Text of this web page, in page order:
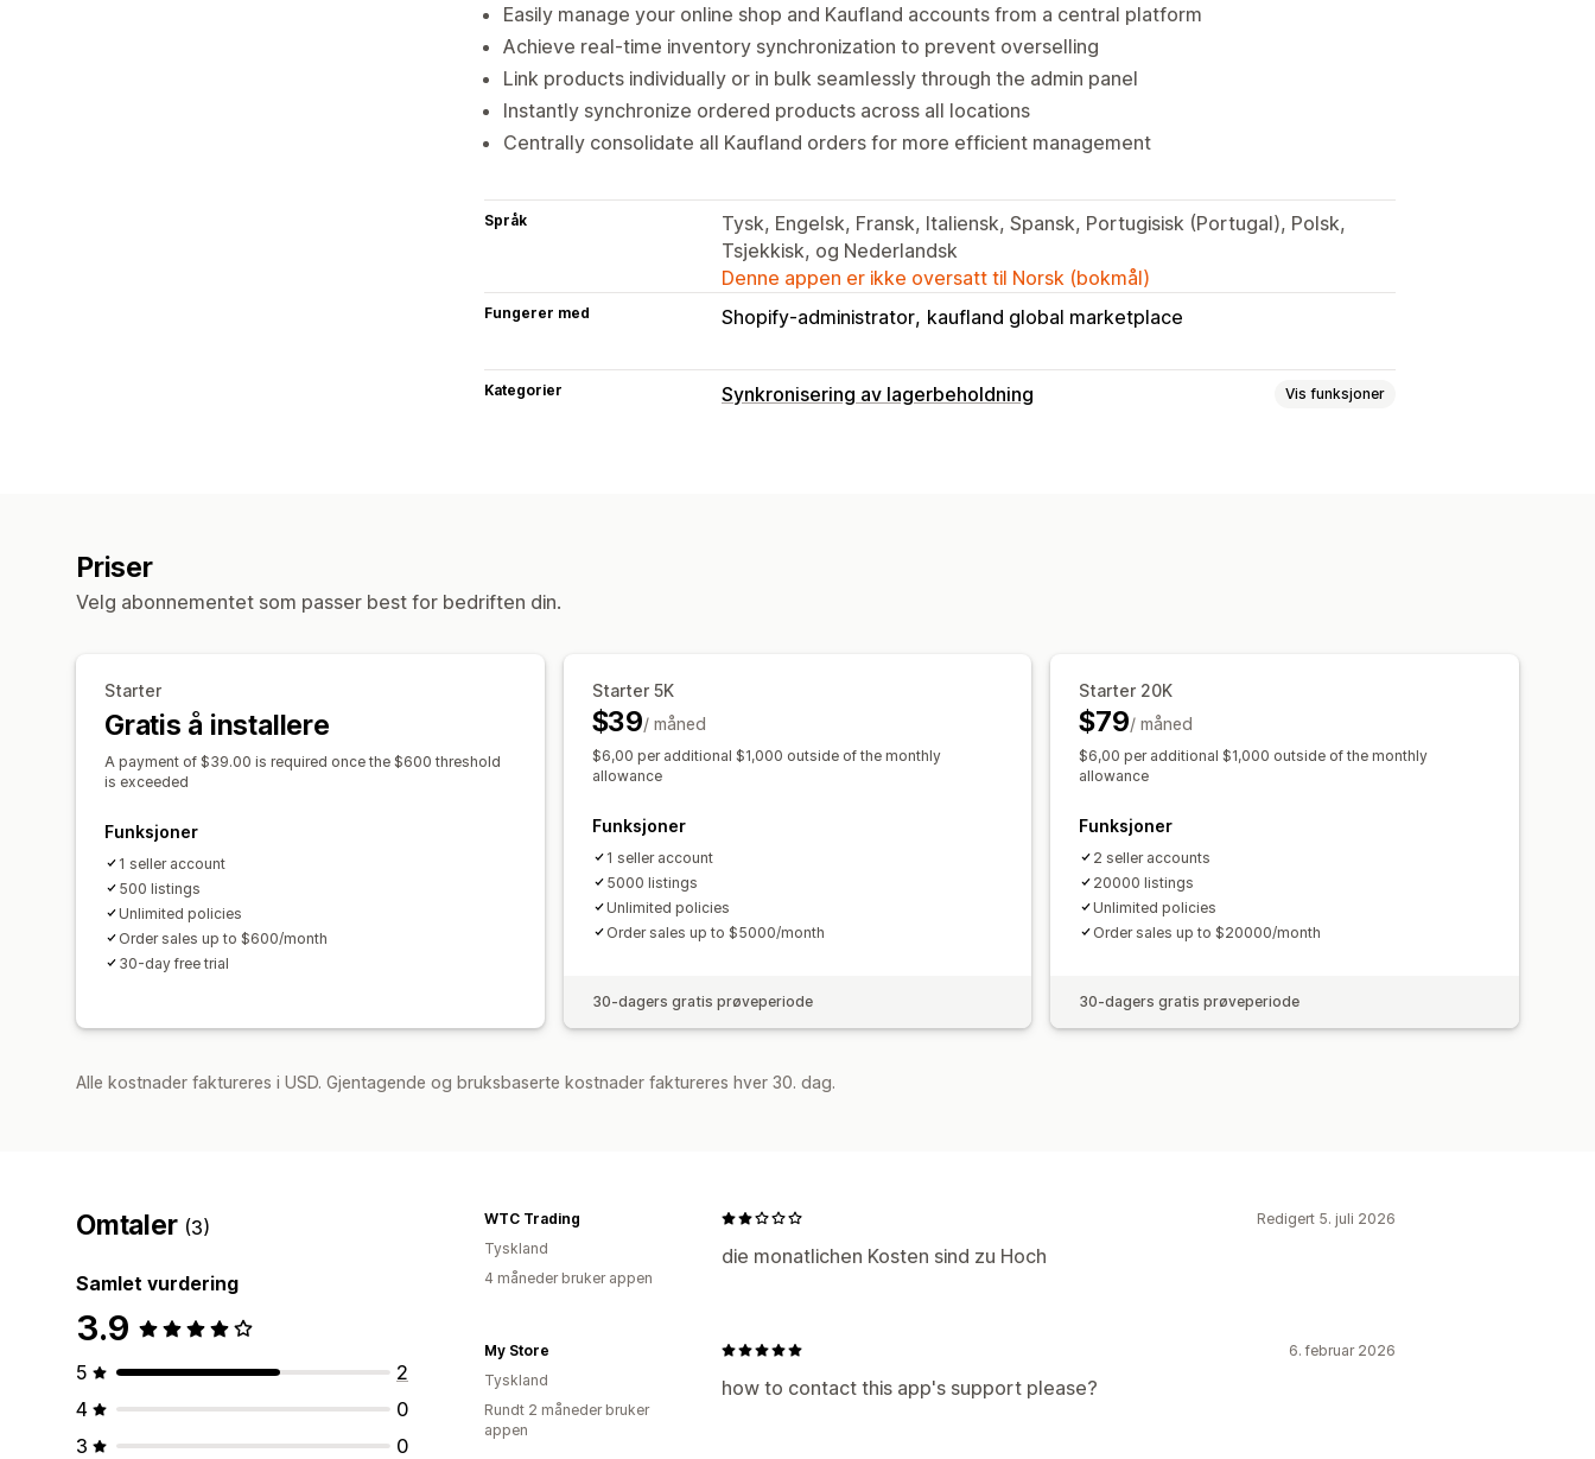
Easily manage your online shop and Kaufland accounts from a central platform
Achieve real-time inventory synchronization to prevent overselling
Link products individually or in bulk seamlessly through the admin panel
Instantly synchronize ordered products across all locations
Centrally consolidate all Kaufland orders for more efficient management
Språk
Tysk, Engelsk, Fransk, Italiensk, Spansk, Portugisisk (Portugal), Polsk,
Tsjekkisk, og Nederlandsk
Denne appen er ikke oversatt til Norsk (bokmål)
Fungerer med Shopify-administrator kaufland global marketplace
Kategorier Synkronisering av lagerbeholdning Vis funksjoner
Priser
Velg abonnementet som passer best for bedriften din.
Starter
Gratis å installere
A payment of $39.00 is required once the $600 threshold
is exceeded
Funksjoner
1 seller account
500 listings
Unlimited policies
Order sales up to $600/month
30-day free trial
Starter 5K
$39/ måned
$6,00 per additional $1,000 outside of the monthly
allowance
Funksjoner
1 seller account
5000 listings
Unlimited policies
Order sales up to $5000/month
30-dagers gratis prøveperiode
Starter 20K
$79/ måned
$6,00 per additional $1,000 outside of the monthly
allowance
Funksjoner
2 seller accounts
20000 listings
Unlimited policies
Order sales up to $20000/month
30-dagers gratis prøveperiode
Alle kostnader faktureres i USD. Gjentagende og bruksbaserte kostnader faktureres hver 30. dag.
Omtaler (3)
Samlet vurdering
3.9
5
2
4
0
3
0
Redigert 5. juli 2026
die monatlichen Kosten sind zu Hoch
WTC Trading
Tyskland
4 måneder bruker appen
6. februar 2026
how to contact this app's support please?
My Store
Tyskland
Rundt 2 måneder bruker
appen